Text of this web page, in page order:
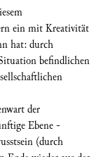
ein mit Kreativität
hat: durch
befindlichen
der
Ebene -
(durch